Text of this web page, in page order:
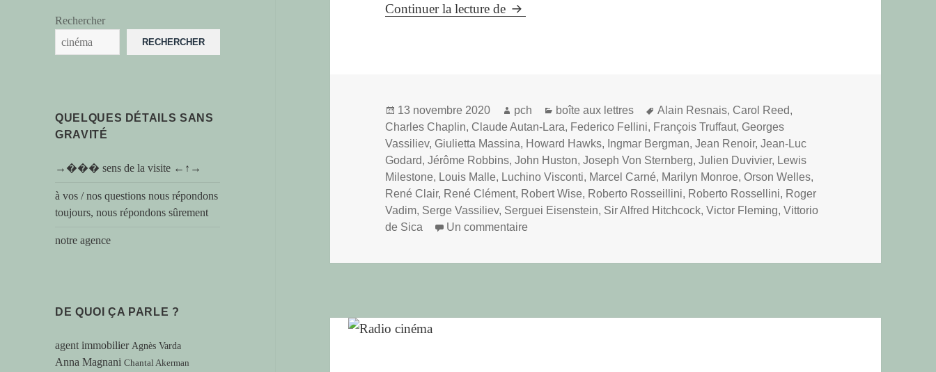
Rechercher
RECHERCHER
QUELQUES DÉTAILS SANS
GRAVITÉ
→��� sens de la visite ←↑→
à vos / nos questions nous répondons
toujours, nous répondons sûrement
notre agence
DE QUOI ÇA PARLE ?
agent immobilier Agnès Varda
Anna Magnani Chantal Akerman
Continuer la lecture de un
cinéma
Publié
le
13 novembre 2020 Auteur
pch Catégories
boîte aux lettres
Mots-
clés
Alain Resnais, Carol Reed,
Charles Chaplin, Claude Autan-Lara, Federico Fellini, François Truffaut, Georges
Vassiliev, Giulietta Massina, Howard Hawks, Ingmar Bergman,Jean Renoir,Jean-Luc
Godard,Jérôme Robbins,John Huston,Joseph Von Sternberg,Julien Duvivier, Lewis
Milestone, Louis Malle, Luchino Visconti, Marcel Carné, Marilyn Monroe,Orson Welles,
René Clair, René Clément, Robert Wise, Roberto Rosseillini, Roberto Rossellini, Roger
Vadim, Serge Vassiliev, Serguei Eisenstein, Sir Alfred Hitchcock,Victor Fleming,Vittorio
de Sica
Un commentaire